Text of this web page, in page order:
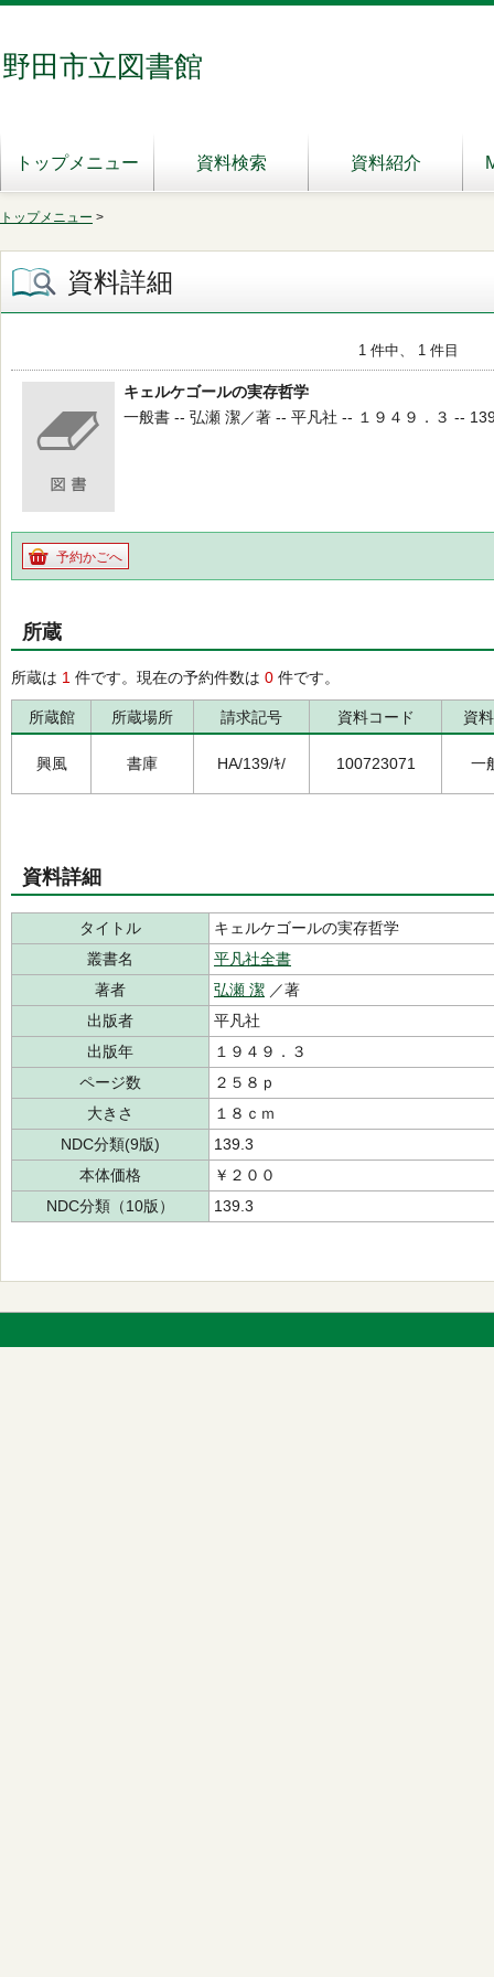
野田市立図書館
トップメニュー 資料検索 資料紹介
トップメニュー >
資料詳細
1 件中、 1 件目
キェルケゴールの実存哲学
一般書 -- 弘瀬 潔／著 -- 平凡社 -- １９４９．３ --
予約かごへ
所蔵
所蔵は 1 件です。現在の予約件数は 0 件です。
所蔵館 所蔵場所 請求記号 資料コード 資
興風 書庫 HA/139/ｷ/ 100723071 一
資料詳細
タイトル
キェルケゴールの実存哲学
叢書名
平凡社全書
著者
弘瀬 潔 ／著
出版者
平凡社
出版年
１９４９．３
ページ数
２５８ｐ
大きさ
１８ｃｍ
NDC分類(9版)
139.3
本体価格
￥２００
NDC分類（10版）
139.3